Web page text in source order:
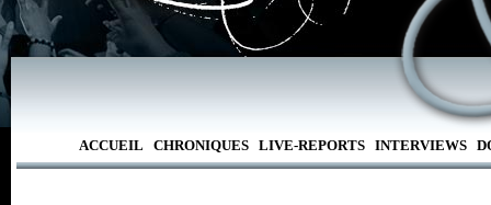
ACCUEIL CHRONIQUES LIVE-REPORTS INTERVIEWS